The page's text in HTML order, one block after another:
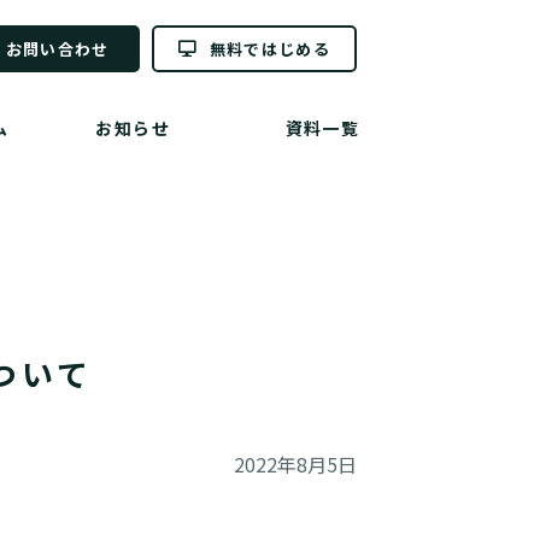
お問い合わせ 無料ではじめる
お知らせ 資料一覧
いて
2022年8月5日